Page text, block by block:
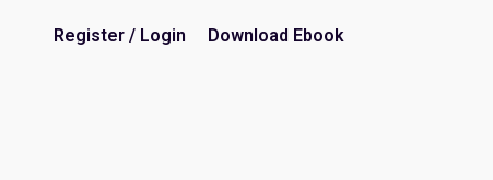
Register / Login Download Ebook